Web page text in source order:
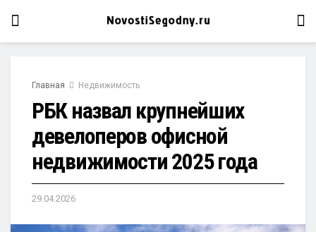
Главная Недвижимость
РБК назвал крупнейших
девелоперов офисной
недвижимости 2025 года
29.04.2026